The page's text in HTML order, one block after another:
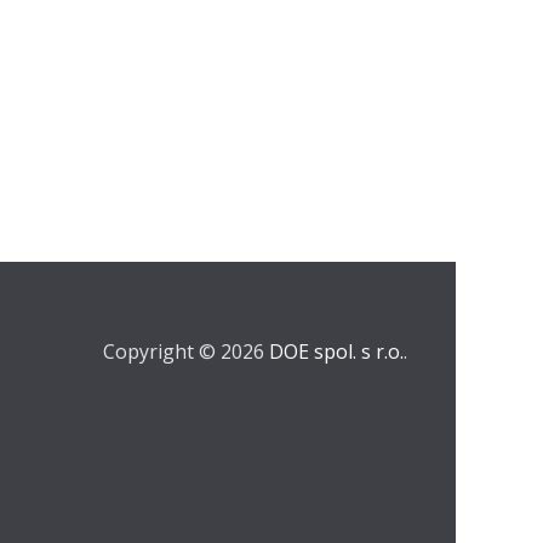
Copyright © 2026 DOE spol. s r.o..